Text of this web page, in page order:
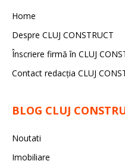
Home
Despre CLUJ CONSTRUCT
Înscriere firmă în CLUJ
Contact redacția CLUJ
BLOG CLUJ
Noutati
Imobiliare